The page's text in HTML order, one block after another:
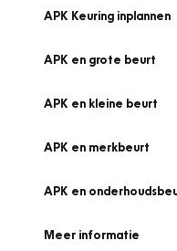
APK Keuring inplannen
APK en grote beurt
APK en kleine beurt
APK en merkbeurt
APK en
Meer informatie